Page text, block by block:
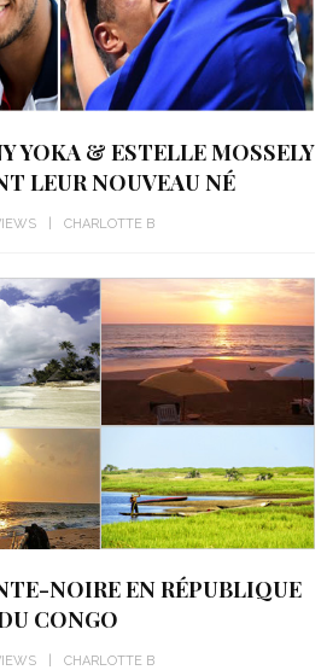
YOKA & ESTELLE MOSSELY
LEUR NOUVEAU NÉ
CHARLOTTE B
NOIRE EN RÉPUBLIQUE
CONGO
CHARLOTTE B